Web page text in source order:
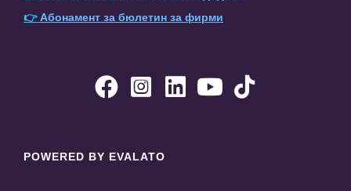
👉Абонамент за бюлетин за фирми
    
POWERED BY EVALATO